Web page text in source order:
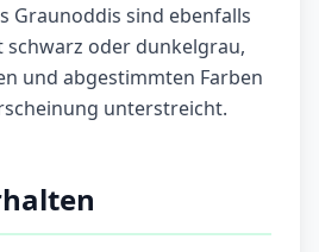
Graunoddis sind ebenfalls
oder dunkelgrau,
und abgestimmten Farben
unterstreicht.